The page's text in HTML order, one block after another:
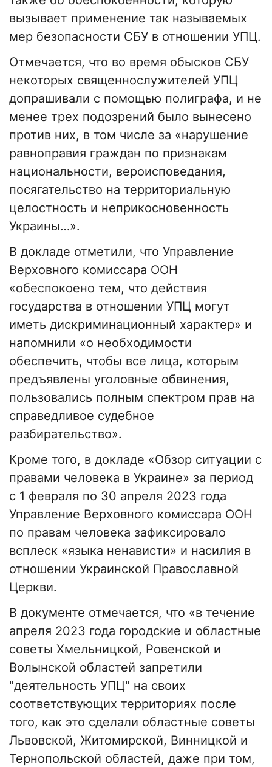
вызывает применение так называемых
мер безопасности СБУ в отношении УПЦ.
Отмечается, что во время обысков СБУ
некоторых священнослужителей УПЦ
допрашивали с помощью полиграфа, и не
менее трех подозрений было вынесено
против них, в том числе за «нарушение
равноправия граждан по признакам
национальности, вероисповедания,
посягательство на территориальную
целостность и неприкосновенность
Украины…».
В докладе отметили, что Управление
Верховного комиссара ООН
«обеспокоено тем, что действия
государства в отношении УПЦ могут
иметь дискриминационный характер» и
напомнили «о необходимости
обеспечить, чтобы все лица, которым
предъявлены уголовные обвинения,
пользовались полным спектром прав на
справедливое судебное
разбирательство».
Кроме того, в докладе «Обзор ситуации с
правами человека в Украине» за период
с 1 февраля по 30 апреля 2023 года
Управление Верховного комиссара ООН
по правам человека зафиксировало
всплеск «языка ненависти» и насилия в
отношении Украинской Православной
Церкви.
В документе отмечается, что «в течение
апреля 2023 года городские и областные
советы Хмельницкой, Ровенской и
Волынской областей запретили
"деятельность УПЦ" на своих
соответствующих территориях после
того, как это сделали областные советы
Львовской, Житомирской, Винницкой и
Тернопольской областей, даже при том,